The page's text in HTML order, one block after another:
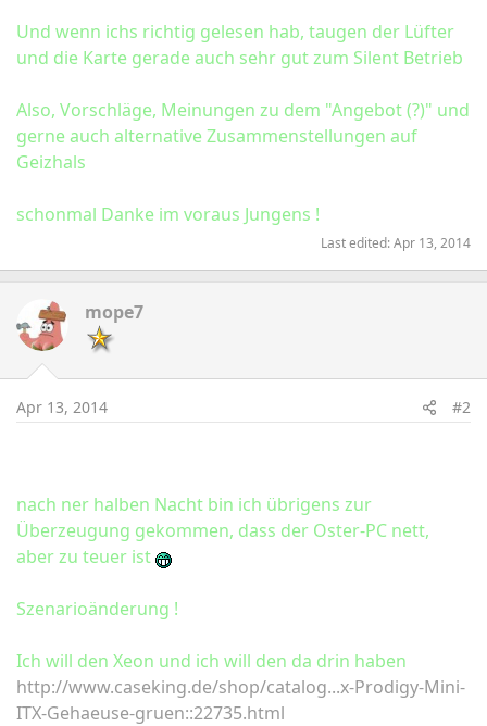
Und wenn ichs richtig gelesen hab, taugen der Lüfter
und die Karte gerade auch sehr gut zum Silent Betrieb
Also, Vorschläge, Meinungen zu dem "Angebot (?)" und
gerne auch alternative Zusammenstellungen auf
Geizhals
schonmal Danke im voraus Jungens !
Last edited:Apr 13, 2014
mope7
Apr 13, 2014 #2
nach ner halben Nacht bin ich übrigens zur
Überzeugung gekommen, dass der Oster-PC nett,
aber zu teuer ist
Szenarioänderung !
Ich will den Xeon und ich will den da drin haben
http://www.caseking.de/shop/catalog...x-Prodigy-Mini-
ITX-Gehaeuse-gruen::22735.html